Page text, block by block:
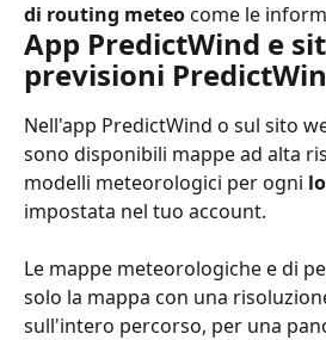
di routing meteo come le
App PredictWind e
previsioni
Nell'app PredictWind o sul sito
sono disponibili mappe ad alta
modelli meteorologici per ogni
impostata nel tuo account.
Le mappe meteorologiche e di
solo la mappa con una
sull'intero percorso, per una